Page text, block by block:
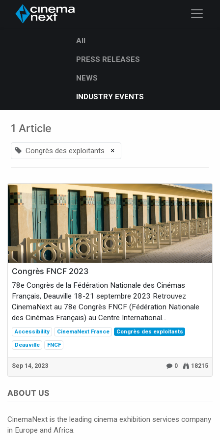
All
PRESS RELEASES
NEWS
INDUSTRY EVENTS
1 Article
Congrès des exploitants ×
Congrès FNCF 2023
78e Congrès de la Fédération Nationale des Cinémas
Français, Deauville 18-21 septembre 2023 Retrouvez
CinemaNext au 78e Congrès FNCF (Fédération Nationale
des Cinémas Français) au Centre International...
Accessibility CinemaNext France
Congrès des exploitants
Deauville
FNCF
Sep 14, 2023 0 18215
ABOUT US
CinemaNext is the leading cinema exhibition services company
in Europe and Africa.